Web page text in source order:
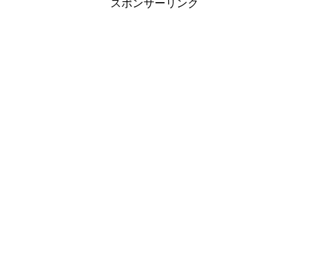
スポンサーリンク